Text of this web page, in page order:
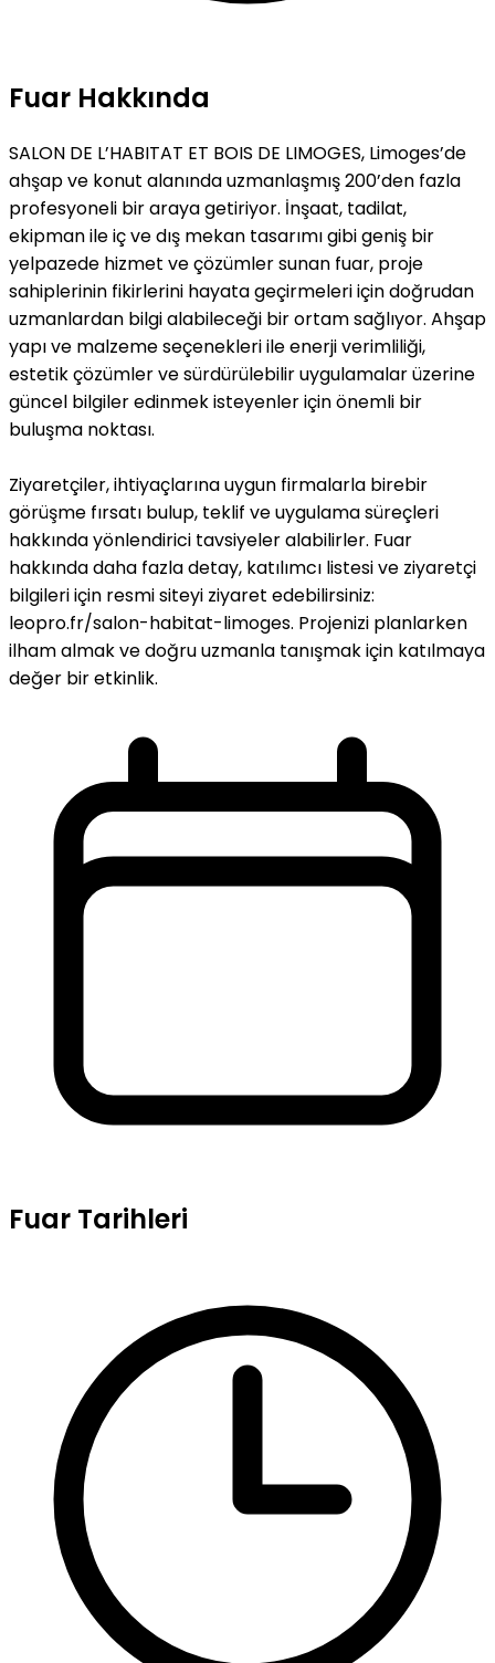
Fuar Hakkında
SALON DE L’HABITAT ET BOIS DE LIMOGES, Limoges’de
ahşap ve konut alanında uzmanlaşmış 200’den fazla
profesyoneli bir araya getiriyor. İnşaat, tadilat,
ekipman ile iç ve dış mekan tasarımı gibi geniş bir
yelpazede hizmet ve çözümler sunan fuar, proje
sahiplerinin fikirlerini hayata geçirmeleri için doğrudan
uzmanlardan bilgi alabileceği bir ortam sağlıyor. Ahşap
yapı ve malzeme seçenekleri ile enerji verimliliği,
estetik çözümler ve sürdürülebilir uygulamalar üzerine
güncel bilgiler edinmek isteyenler için önemli bir
buluşma noktası.
Ziyaretçiler, ihtiyaçlarına uygun firmalarla birebir
görüşme fırsatı bulup, teklif ve uygulama süreçleri
hakkında yönlendirici tavsiyeler alabilirler. Fuar
hakkında daha fazla detay, katılımcı listesi ve ziyaretçi
bilgileri için resmi siteyi ziyaret edebilirsiniz:
leopro.fr/salon-habitat-limoges. Projenizi planlarken
ilham almak ve doğru uzmanla tanışmak için katılmaya
değer bir etkinlik.
Fuar Tarihleri